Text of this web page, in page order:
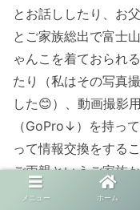
とお話ししたり、お
とご家族総出で富士
ゃんこを着ておられ
たり（私はその写真
した😊）、動画撮影
（GoPro↓）を持っ
って情報交換をする
ご両親というご家族
ただいてみたりなど
メニュー ホーム